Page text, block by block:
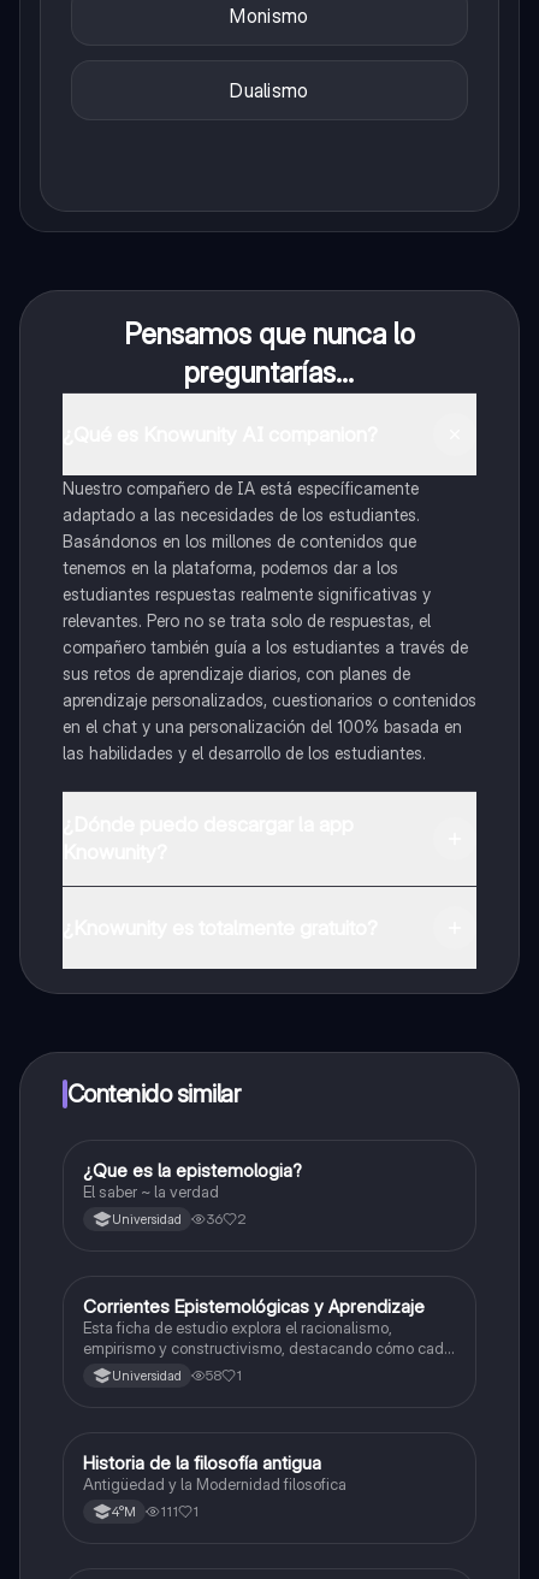
Monismo
Dualismo
Pensamos que nunca lo
preguntarías...
Nuestro compañero de IA está específicamente
adaptado a las necesidades de los estudiantes.
Basándonos en los millones de contenidos que
tenemos en la plataforma, podemos dar a los
estudiantes respuestas realmente significativas y
relevantes. Pero no se trata solo de respuestas, el
compañero también guía a los estudiantes a través de
sus retos de aprendizaje diarios, con planes de
aprendizaje personalizados, cuestionarios o contenidos
en el chat y una personalización del 100% basada en
las habilidades y el desarrollo de los estudiantes.
a determinadas funciones.
Contenido similar
Filosofía
¿Que es la epistemologia?
El saber ~ la verdad
Universidad 36 2
Filosofía
Corrientes Epistemológicas y Aprendizaje
Esta ficha de estudio explora el racionalismo,
empirismo y constructivismo, destacando cómo cada
corriente influye en la adquisición del conocimiento y
el proceso de aprendizaje.
Universidad 58 1
Filosofía
Historia de la filosofía antigua
Antigüedad y la Modernidad filosofica
4°M 111 1